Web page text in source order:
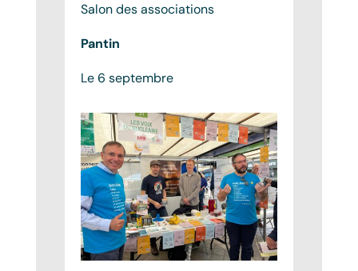
Salon des associations
Pantin
Le 6 septembre